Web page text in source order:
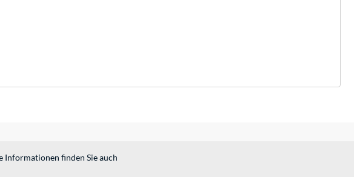
Informationen finden Sie auch